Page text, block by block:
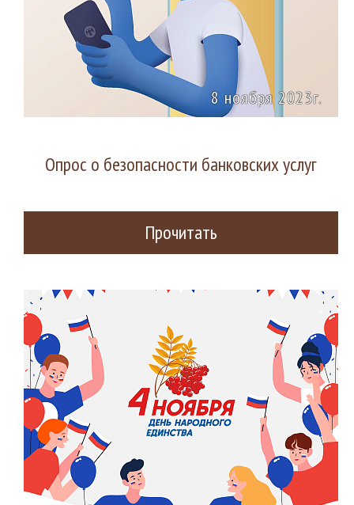
8 ноября 2023г.
Опрос о безопасности банковских услуг
Прочитать